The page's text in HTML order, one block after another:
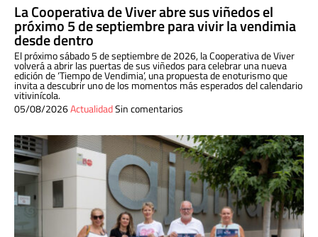
La Cooperativa de Viver abre sus viñedos el
próximo 5 de septiembre para vivir la vendimia
desde dentro
El próximo sábado 5 de septiembre de 2026, la Cooperativa de Viver
volverá a abrir las puertas de sus viñedos para celebrar una nueva
edición de ‘Tiempo de Vendimia’, una propuesta de enoturismo que
invita a descubrir uno de los momentos más esperados del calendario
vitivinícola.
05/08/2026ActualidadSin comentarios